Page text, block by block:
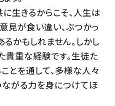
生きるからこそ、人生は
見が食い違い、ぶつかっ
るかもしれません。しかし
重な経験です。生徒た
とを通して、多様な人々
ながる力を身につけてほ